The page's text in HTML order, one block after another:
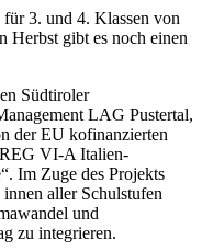
3. und 4. Klassen von
Herbst gibt es noch einen
Südtiroler
LAG Pustertal,
der EU kofinanzierten
VI-A Italien-
Im Zuge des Projekts
aller Schulstufen
und
zu integrieren.